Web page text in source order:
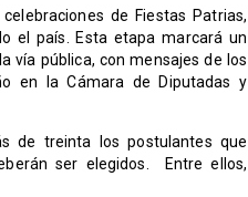
de Fiestas Patrias,
el país. Esta etapa marcará un
vía pública, con mensajes de los
en la Cámara de Diputadas y
de treinta los postulantes que
ser elegidos. Entre ellos,